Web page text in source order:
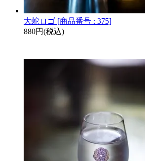
大蛇ロゴ [商品番号 : 375]
880円(税込)